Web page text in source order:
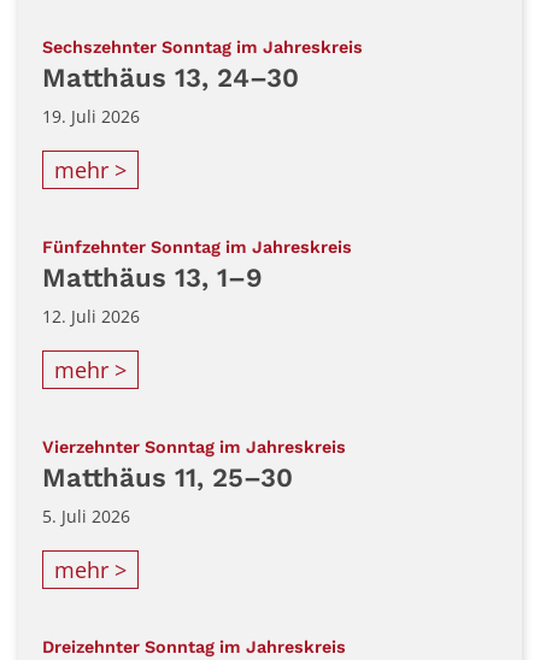
Sechszehnter Sonntag im Jahreskreis
Matthäus 13, 24–30
19. Juli 2026
mehr >
Fünfzehnter Sonntag im Jahreskreis
Matthäus 13, 1–9
12. Juli 2026
mehr >
Vierzehnter Sonntag im Jahreskreis
Matthäus 11, 25–30
5. Juli 2026
mehr >
Dreizehnter Sonntag im Jahreskreis